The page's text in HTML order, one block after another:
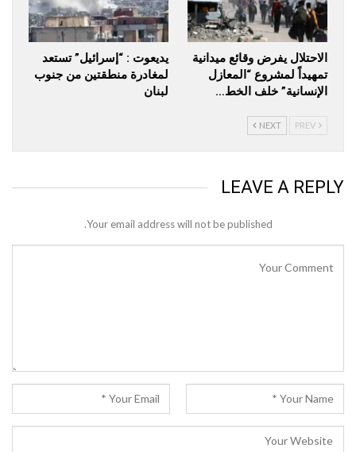
الاحتلال يفرض وقائع ميدانية
تمهيداً لمشروع “المعازل
الإنسانية” خلف الخط…
يديعوت : “إسرائيل” تستعد
لمغادرة منطقتين من جنوب
لبنان
NEXT
LEAVE A REPLY
Your email address will not be published.